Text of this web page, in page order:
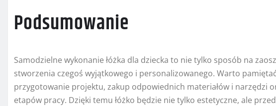
Podsumowanie
Samodzielne wykonanie łóżka dla dziecka to nie tylko sposób na
stworzenia czegoś wyjątkowego i personalizowanego. Warto
przygotowanie projektu, zakup odpowiednich materiałów i narzędzi
etapów pracy. Dzięki temu łóżko będzie nie tylko estetyczne, ale